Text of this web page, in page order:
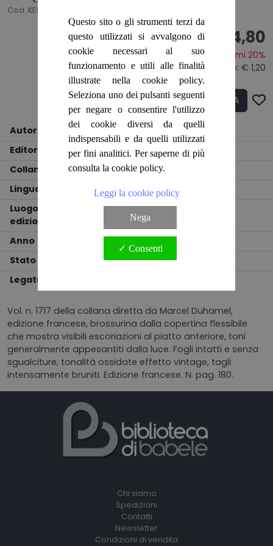
Cod. KES6962
€ 4,80
Risparmi 20%
Prezzo originale:€ 6,00- Sconto: € 1,20
Q.tà ACQUISTA
Autore
A.D.G.
Editore
EDITIONS GALLIMARD
Collana
Serie noire
Lingua
Francese
Luogo
edizione
Anno
Stato
DISCRETO
Legatura
Vol. n. 1717 della collana diretta da Marcel Duhamel,
edizione francese, brossurina dalla copertina flessibile
che mostra visibili escoriazioni al piatto anteriore, toni
generalmente appesantiti dalla luce. Fogli intatti e senza
sgualciture, tonalità ossidate effetto vintage, tagli
intensamente bruniti. Edizione francese. N. pag. 180.
Chi siamo
Spedizioni
Contatti
Newsletter
Condizioni di vendita
Questo sito o gli strumenti terzi da
questo utilizzati si avvalgono di
cookie necessari al suo
funzionamento e utili alle finalità
illustrate nella cookie policy.
Seleziona uno dei pulsanti seguenti
per negare o consentire l'utilizzo
dei cookie diversi da quelli
indispensabili e da quelli utilizzati
per fini analitici. Per saperne di più
consulta la cookie policy.
Leggi la cookie policy
Nega
✓ Consenti